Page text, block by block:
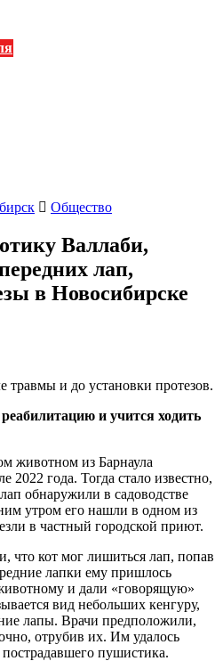
Общество
Валлаби,
лап,
в Новосибирске
травмы и до установки протезов.
и учится ходить
животном из Барнаула
2022 года. Тогда стало известно,
обнаружили в садоводстве
утром его нашли в одном из
в частный городской приют.
что кот мог лишиться лап, попав
лапки ему пришлось
и дали «говорящую»
вид небольших кенгуру,
лапы. Врачи предположили,
отрубив их. Им удалось
пострадавшего пушистика.